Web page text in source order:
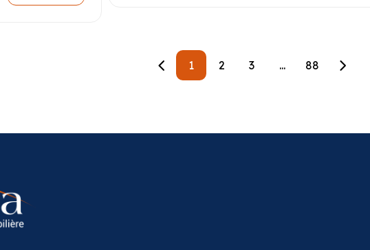
1 2 3 ... 88